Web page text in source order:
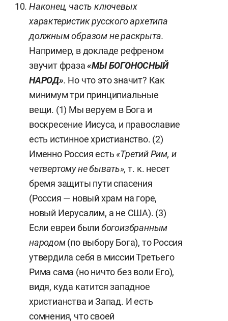
Наконец, часть ключевых
характеристик русского архетипа
должным образом не раскрыта.
Например, в докладе рефреном
звучит фраза«МЫ БОГОНОСНЫЙ
НАРОД». Но что это значит? Как
минимум три принципиальные
вещи. (1) Мы веруем в Бога и
воскресение Иисуса, и православие
есть истинное христианство. (2)
Именно Россия есть «Третий Рим, и
четвертому не бывать», т. к. несет
бремя защиты пути спасения
(Россия — новый храм на горе,
новый Иерусалим, а не США). (3)
Если евреи были богоизбранным
народом(по выбору Бога), то Россия
утвердила себя в миссии Третьего
Рима сама (но ничто без воли Его),
видя, куда катится западное
христианства и Запад. И есть
сомнения, что своей